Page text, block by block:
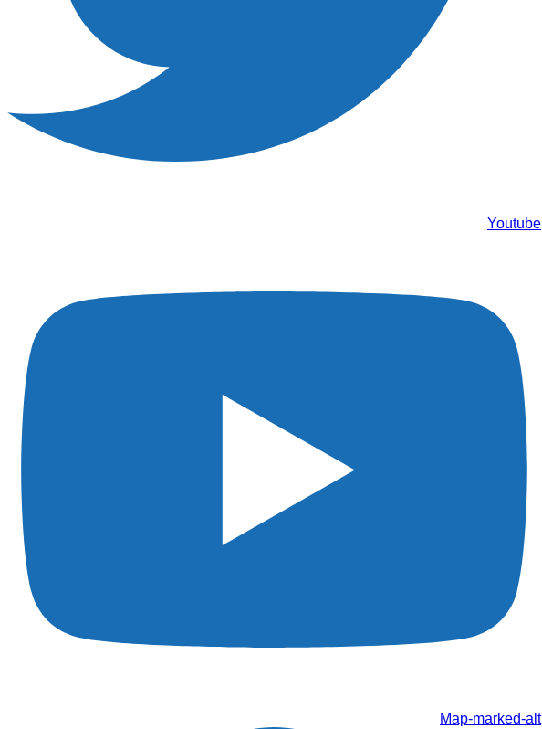
Youtube
Map-marked-alt